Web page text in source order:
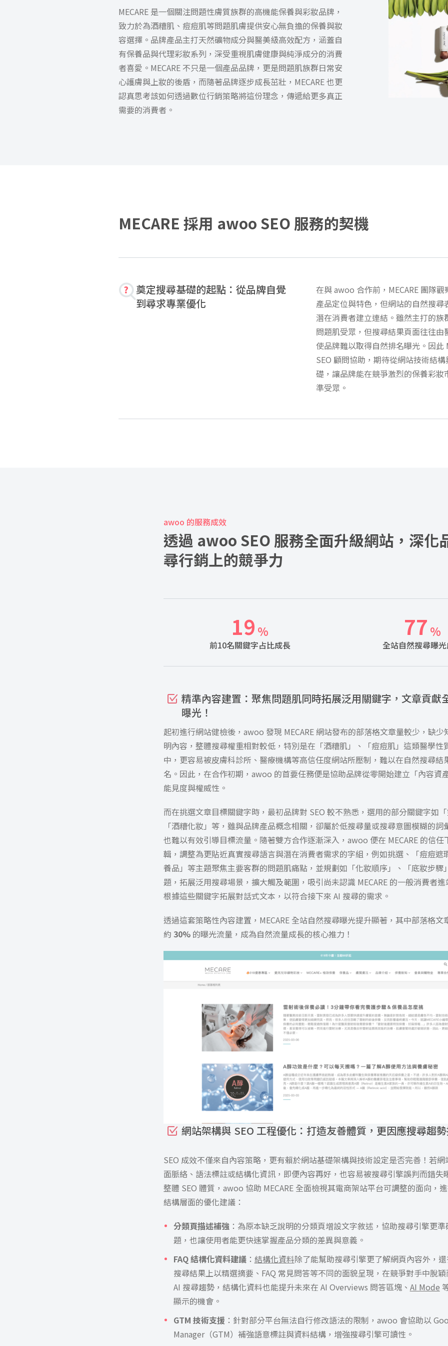
MECARE 是一個關注問題性膚質族群的高機能保養與彩妝品牌，
致力於為酒糟肌、痘痘肌等問題肌膚提供安心無負擔的保養與妝
容選擇。品牌產品主打天然礦物成分與醫美級高效配方，涵蓋自
有保養品與代理彩妝系列，深受重視肌膚健康與純淨成分的消費
者喜愛。MECARE 不只是一個產品品牌，更是問題肌族群日常安
心護膚與上妝的後盾，而隨著品牌逐步成長茁壯，MECARE 也更
認真思考該如何透過數位行銷策略將這份理念，傳遞給更多真正
需要的消費者。
MECARE 採用 awoo SEO 服務的契機
奠定搜尋基礎的起點：從品牌自覺
到尋求專業優化
在與 awoo 合作前，MECARE 團隊
產品定位與特色，但網站的自然搜
潛在消費者建立連結。雖然主打的
問題肌受眾，但搜尋結果頁面往往由
使品牌難以取得自然排名曝光。因此
SEO 顧問協助，期待從網站技術結
礎，讓品牌能在競爭激烈的保養彩
準受眾。
awoo 的服務成效
透過 awoo SEO 服務全面升級網站，深化
尋行銷上的競爭力
20 %
前10名關鍵字占比成長
80 %
全站自然搜尋曝
精準內容建置：聚焦問題肌同時拓展泛用關鍵字，文章貢獻
曝光！
起初進行網站健檢後，awoo 發現 MECARE 網站發布的部落格文章量較少，缺少
明內容，整體搜尋權重相對較低，特別是在「酒糟肌」、「痘痘肌」這類醫學性
中，更容易被皮膚科診所、醫療機構等高信任度網站所壓制，難以在自然搜尋結
名。因此，在合作初期，awoo 的首要任務便是協助品牌從零開始建立「內容資
能見度與權威性。
而在挑選文章目標關鍵字時，最初品牌對 SEO 較不熟悉，選用的部分關鍵字如
「酒糟化妝」等，雖與品牌產品概念相關，卻屬於低搜尋量或搜尋意圖模糊的詞
也難以有效引導目標流量。隨著雙方合作逐漸深入，awoo 便在 MECARE 的信任
輯，調整為更貼近真實搜尋語言與潛在消費者需求的字組，例如挑選、「痘痘遮
養品」等主題聚焦主要客群的問題肌痛點，並規劃如「化妝順序」、「底妝步驟
題，拓展泛用搜尋場景，擴大觸及範圍，吸引尚未認識 MECARE 的一般消費者
根據這些關鍵字拓展對話式文本，以符合接下來 AI 搜尋的需求。
透過這套策略性內容建置，MECARE 全站自然搜尋曝光提升顯著，其中部落格文
約 30% 的曝光流量，成為自然流量成長的核心推力！
網站架構與 SEO 工程優化：打造友善體質，更因應搜尋趨
SEO 成效不僅來自內容策略，更有賴於網站基礎架構與技術設定是否完善！若
面脈絡、語法標註或結構化資訊，即便內容再好，也容易被搜尋引擎誤判而錯失
整體 SEO 體質，awoo 協助 MECARE 全面檢視其電商架站平台可調整的面向，
結構層面的優化建議：
分類頁描述補強：為原本缺乏說明的分類頁增設文字敘述，協助搜尋引擎更準
題，也讓使用者能更快速掌握產品分類的差異與意義。
FAQ 結構化資料建議： 結構化資料除了能幫助搜尋引擎更了解網頁內容外，
搜尋結果上以精選摘要、FAQ 常見問答等不同的面貌呈現，在競爭對手中脫
AI 搜尋趨勢，結構化資料也能提升未來在 AI Overviews 問答區塊、 AI Mode
顯示的機會。
GTM 技術支援 ：針對部分平台無法自行修改語法的限制，awoo 會協助以
Manager（GTM）補強語意標註與資料結構，增強搜尋引擎可讀性。